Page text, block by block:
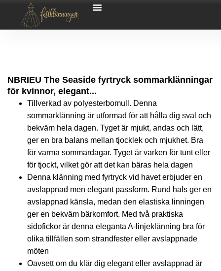
NBRIEU The Seaside fyrtryck sommarklänningar
för kvinnor, elegant...
Tillverkad av polyesterbomull. Denna
sommarklänning är utformad för att hålla dig sval och
bekväm hela dagen. Tyget är mjukt, andas och lätt,
ger en bra balans mellan tjocklek och mjukhet. Bra
för varma sommardagar. Tyget är varken för tunt eller
för tjockt, vilket gör att det kan bäras hela dagen
Denna klänning med fyrtryck vid havet erbjuder en
avslappnad men elegant passform. Rund hals ger en
avslappnad känsla, medan den elastiska linningen
ger en bekväm bärkomfort. Med två praktiska
sidofickor är denna eleganta A-linjeklänning bra för
olika tillfällen som strandfester eller avslappnade
möten
Oavsett om du klär dig elegant eller avslappnad är